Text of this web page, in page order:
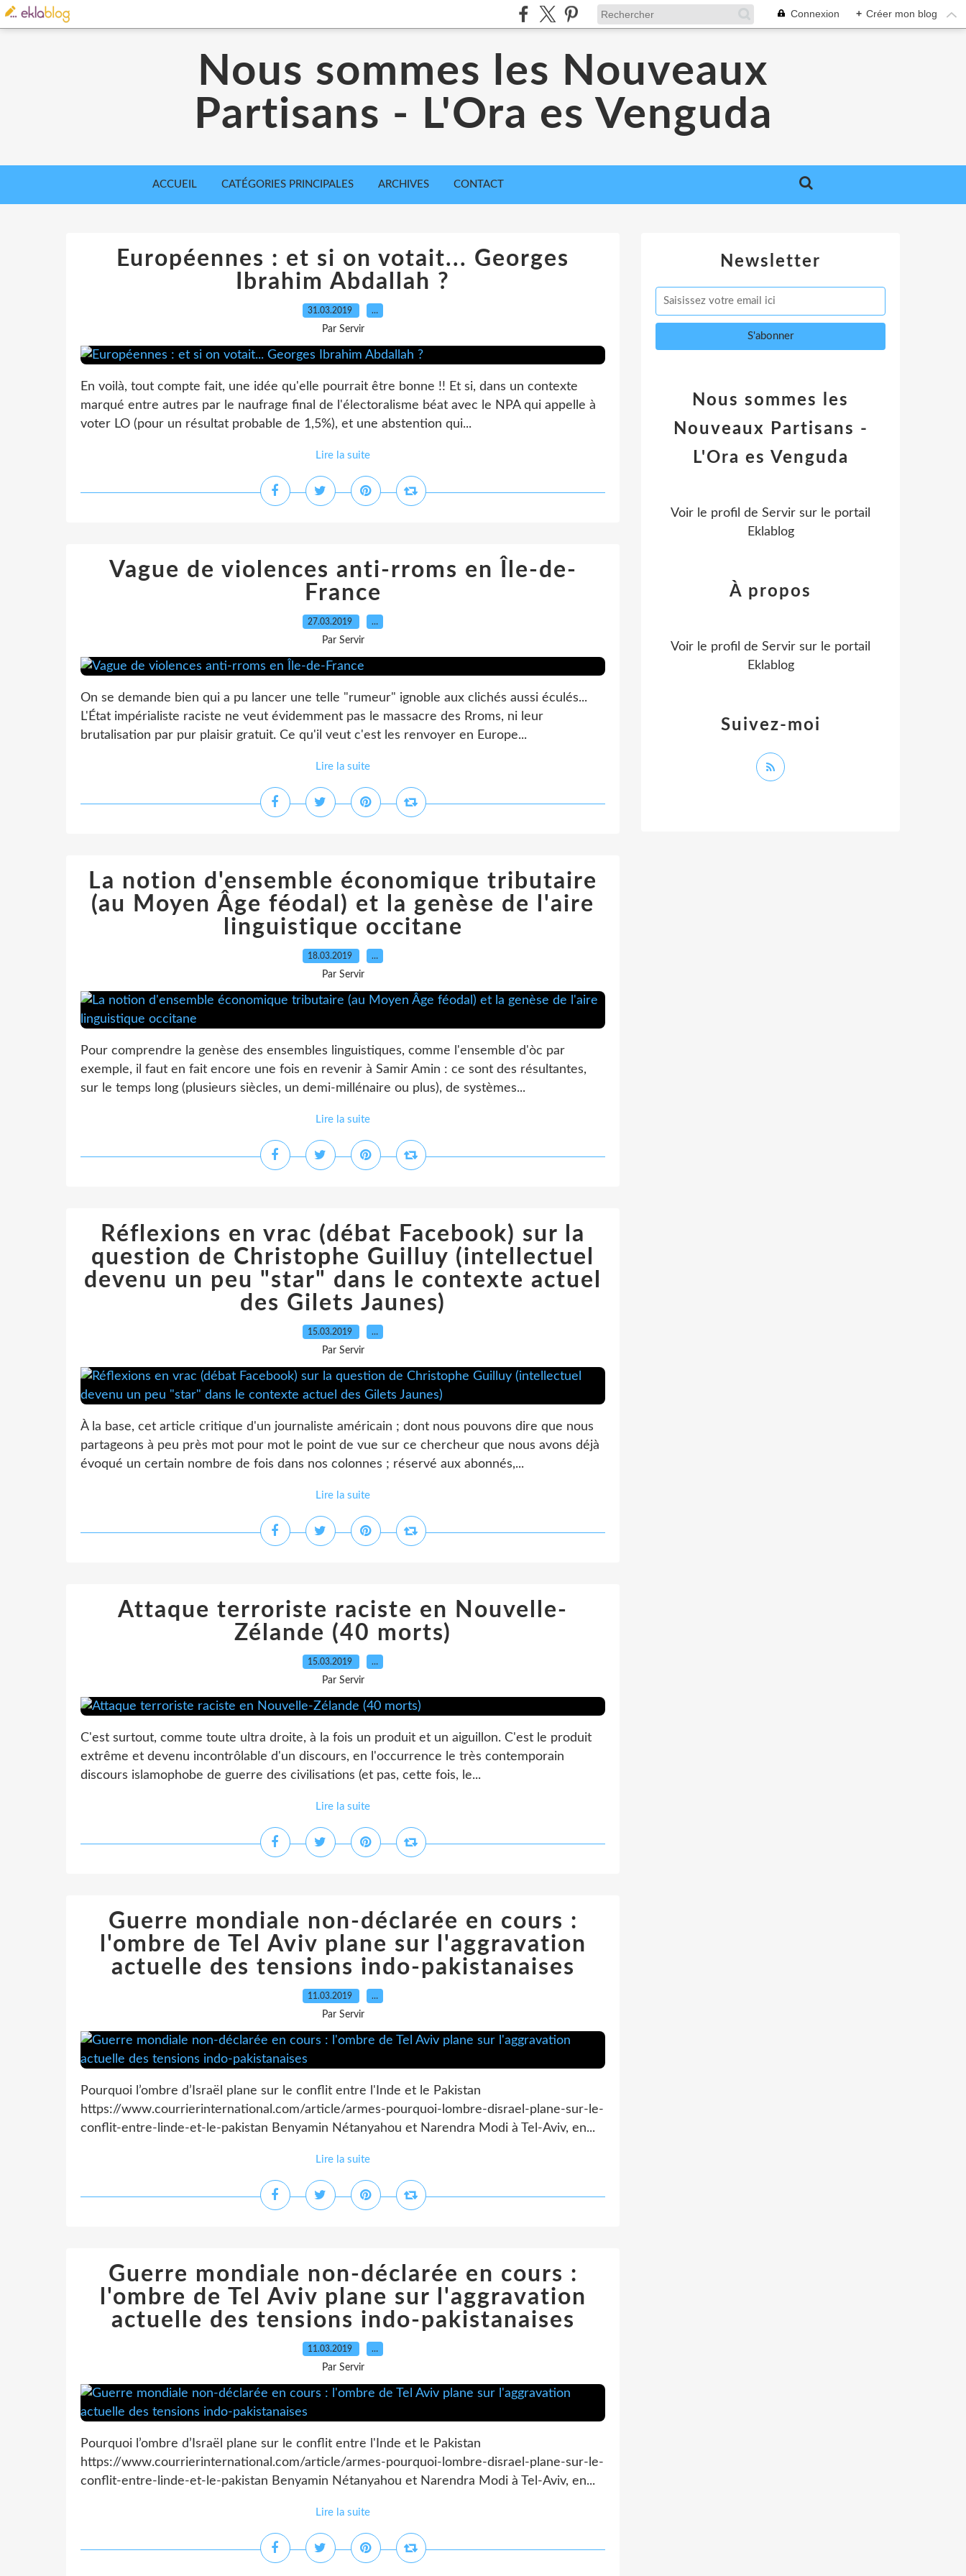
Connexion + Créer mon blog
Nous sommes les Nouveaux
Partisans - L'Ora es Venguda
ACCUEIL CATÉGORIES PRINCIPALES ARCHIVES CONTACT
Européennes : et si on votait... Georges
Ibrahim Abdallah ?
31.03.2019 …
Par Servir
En voilà, tout compte fait, une idée qu'elle pourrait être bonne !! Et si, dans un contexte
marqué entre autres par le naufrage final de l'électoralisme béat avec le NPA qui appelle à
voter LO (pour un résultat probable de 1,5%), et une abstention qui...
Lire la suite
Vague de violences anti-rroms en Île-de-
France
27.03.2019 …
Par Servir
On se demande bien qui a pu lancer une telle "rumeur" ignoble aux clichés aussi éculés...
L'État impérialiste raciste ne veut évidemment pas le massacre des Rroms, ni leur
brutalisation par pur plaisir gratuit. Ce qu'il veut c'est les renvoyer en Europe...
Lire la suite
La notion d'ensemble économique tributaire
(au Moyen Âge féodal) et la genèse de l'aire
linguistique occitane
18.03.2019 …
Par Servir
Pour comprendre la genèse des ensembles linguistiques, comme l'ensemble d'òc par
exemple, il faut en fait encore une fois en revenir à Samir Amin : ce sont des résultantes,
sur le temps long (plusieurs siècles, un demi-millénaire ou plus), de systèmes...
Lire la suite
Réflexions en vrac (débat Facebook) sur la
question de Christophe Guilluy (intellectuel
devenu un peu "star" dans le contexte actuel
des Gilets Jaunes)
15.03.2019 …
Par Servir
À la base, cet article critique d'un journaliste américain ; dont nous pouvons dire que nous
partageons à peu près mot pour mot le point de vue sur ce chercheur que nous avons déjà
évoqué un certain nombre de fois dans nos colonnes ; réservé aux abonnés,...
Lire la suite
Attaque terroriste raciste en Nouvelle-
Zélande (40 morts)
15.03.2019 …
Par Servir
C'est surtout, comme toute ultra droite, à la fois un produit et un aiguillon. C'est le produit
extrême et devenu incontrôlable d'un discours, en l'occurrence le très contemporain
discours islamophobe de guerre des civilisations (et pas, cette fois, le...
Lire la suite
Guerre mondiale non-déclarée en cours :
l'ombre de Tel Aviv plane sur l'aggravation
actuelle des tensions indo-pakistanaises
11.03.2019 …
Par Servir
Pourquoi l’ombre d’Israël plane sur le conflit entre l'Inde et le Pakistan
https://www.courrierinternational.com/article/armes-pourquoi-lombre-disrael-plane-sur-le-
conflit-entre-linde-et-le-pakistan Benyamin Nétanyahou et Narendra Modi à Tel-Aviv, en...
Lire la suite
Guerre mondiale non-déclarée en cours :
l'ombre de Tel Aviv plane sur l'aggravation
actuelle des tensions indo-pakistanaises
11.03.2019 …
Par Servir
Pourquoi l’ombre d’Israël plane sur le conflit entre l'Inde et le Pakistan
https://www.courrierinternational.com/article/armes-pourquoi-lombre-disrael-plane-sur-le-
conflit-entre-linde-et-le-pakistan Benyamin Nétanyahou et Narendra Modi à Tel-Aviv, en...
Lire la suite
Newsletter
Nous sommes les
Nouveaux Partisans -
L'Ora es Venguda
Voir le profil de Servir sur le portail
Eklablog
Suivez-moi
À propos
Voir le profil de Servir sur le portail
Eklablog